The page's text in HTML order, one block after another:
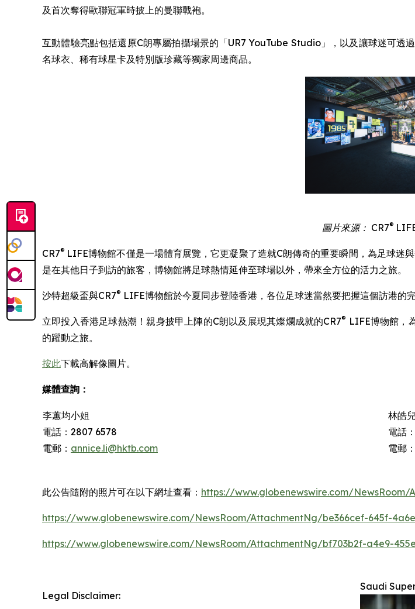
及首次奪得歐聯冠軍時披上的曼聯戰袍。
互動體驗亮點包括還原C朗專屬拍攝場景的「UR7 YouTube Studio」，以及讓球迷可
名球衣、稀有球星卡及特別版珍藏等獨家周邊商品。
圖片來源： CR7®
CR7® LIFE博物館不僅是一場體育展覽，它更凝聚了造就C朗傳奇的重要瞬間，為足球迷
是在其他日子到訪的旅客，博物館將足球熱情延伸至球場以外，帶來全方位的活力之旅。
沙特超級盃與CR7® LIFE博物館於今夏同步登陸香港，各位足球迷當然要把握這個訪港的
立即投入香港足球熱潮！親身披甲上陣的C朗以及展現其燦爛成就的CR7® LIFE博物館，
的躍動之旅。
按此下載高解像圖片。
媒體查詢：
李蕙均小姐
電話：2807 6578
電郵： annice.li@hktb.com
林皓
電話
電郵：
此公告隨附的照片可在以下網址查看： https://www.globenewswire.com/
https://www.globenewswire.com/NewsRoom/AttachmentNg/be366cef-645f-
https://www.globenewswire.com/NewsRoom/AttachmentNg/bf703b2f-a4e9-
Saudi
Legal Disclaimer: